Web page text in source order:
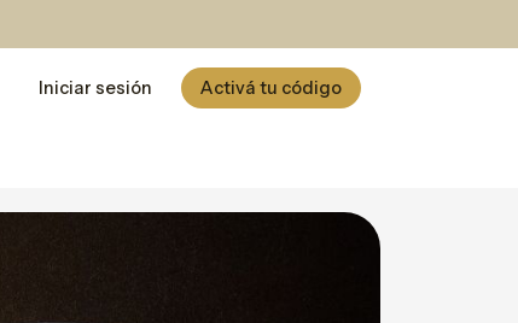
Iniciar sesión Activá tu código